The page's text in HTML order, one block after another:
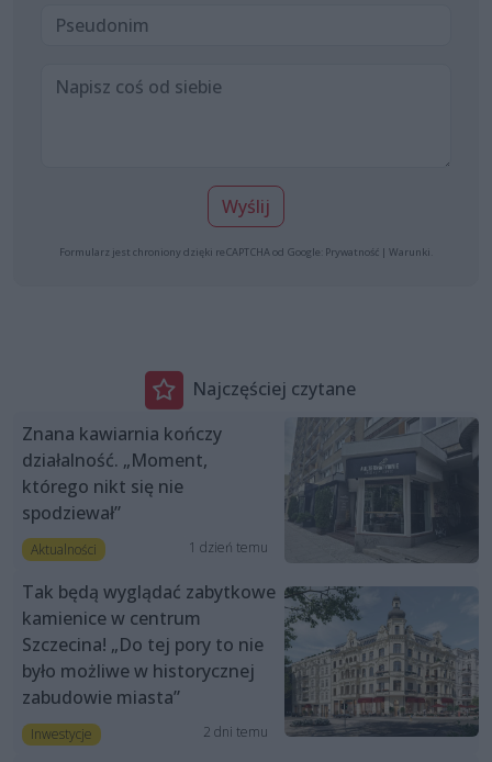
Wyślij
Formularz jest chroniony dzięki reCAPTCHA od Google: Prywatność | Warunki
Najczęściej czytane
Znana kawiarnia kończy
działalność. „Moment,
którego nikt się nie
spodziewał”
Aktualności 1 dzień temu
Tak będą wyglądać zabytkowe
kamienice w centrum
Szczecina! „Do tej pory to nie
było możliwe w historycznej
zabudowie miasta”
Inwestycje 2 dni temu